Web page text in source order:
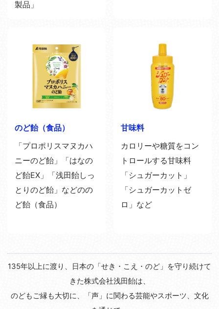
製品」
のど飴（食品）
「プロポリスマヌカハ
ニーのど飴」「はなの
ど飴EX」「浅田飴しっ
とりのど飴」などのの
ど飴（食品）
甘味料
カロリーや糖質をコン
トロールする甘味料
「シュガーカット」
「シュガーカットゼ
ロ」など
135年以上に渡り、日本の「せき・こえ・のど」を守り続けて
きた株式会社浅田飴は、
のどもご縁も大切に、「声」に関わる芸能やスポーツ、文化